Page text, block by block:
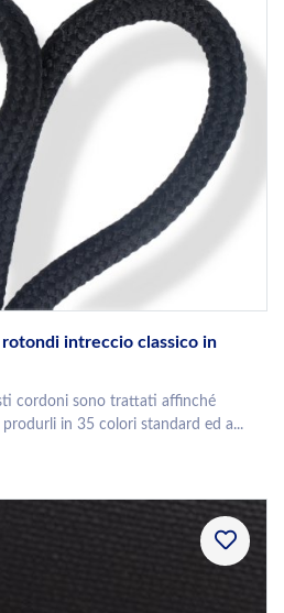
intreccio classico in
cordoni sono trattati affinché
in 35 colori standard ed a...